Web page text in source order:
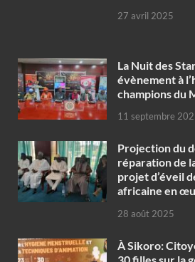
27 avril 2025
‎La Nuit des
évènement à
champions du
11 septembre
Projection du
réparation de
projet d’éveil
africaine en
28 août 2025
À Sikoro: